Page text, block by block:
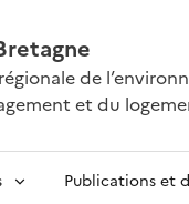
de
et du
Publications et